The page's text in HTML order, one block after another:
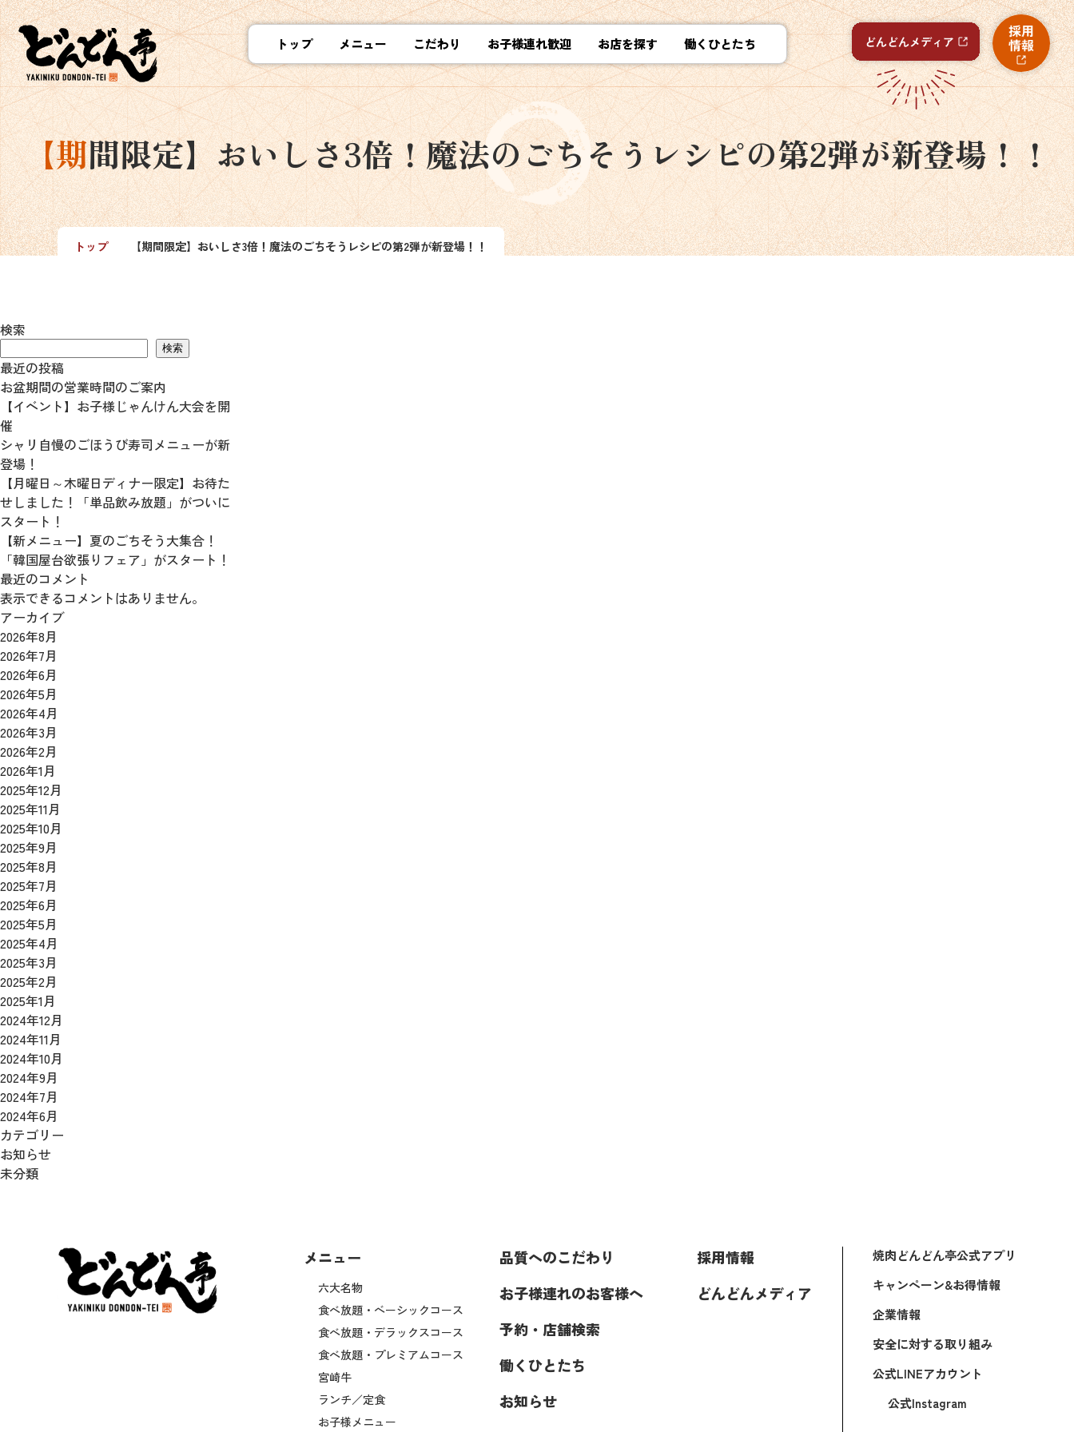
【期間限定】おいしさ3倍！魔法のごちそうレシピの第2弾が新登場！！
トップ メニュー こだわり お子様連れ歓迎 お店を探す 働くひとたち
トップ 【期間限定】おいしさ3倍！魔法のごちそうレシピの第2弾が新登場！！
検索
検索
最近の投稿
お盆期間の営業時間のご案内
【イベント】お子様じゃんけん大会を開
催
シャリ自慢のごほうび寿司メニューが新
登場！
【月曜日～木曜日ディナー限定】お待た
せしました！「単品飲み放題」がついに
スタート！
【新メニュー】夏のごちそう大集合！
「韓国屋台欲張りフェア」がスタート！
最近のコメント
表示できるコメントはありません。
アーカイブ
2026年8月
2026年7月
2026年6月
2026年5月
2026年4月
2026年3月
2026年2月
2026年1月
2025年12月
2025年11月
2025年10月
2025年9月
2025年8月
2025年7月
2025年6月
2025年5月
2025年4月
2025年3月
2025年2月
2025年1月
2024年12月
2024年11月
2024年10月
2024年9月
2024年7月
2024年6月
カテゴリー
お知らせ
未分類
メニュー
六大名物
食べ放題・ベーシックコース
食べ放題・デラックスコース
食べ放題・プレミアムコース
宮崎牛
ランチ／定食
お子様メニュー
品質へのこだわり
お子様連れのお客様へ
予約・店舗検索
働くひとたち
お知らせ
採用情報
どんどんメディア
焼肉どんどん亭公式アプリ
キャンペーン&お得情報
企業情報
安全に対する取り組み
公式LINEアカウント
公式Instagram